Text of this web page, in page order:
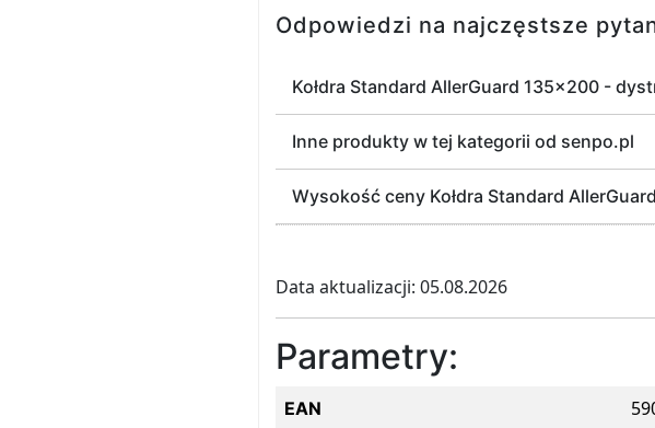
Odpowiedzi na najczęstsze
Kołdra Standard AllerGuard 135x200 -
Inne produkty w tej kategorii od senpo.pl
Wysokość ceny Kołdra Standard
Data aktualizacji: 05.08.2026
Parametry:
EAN